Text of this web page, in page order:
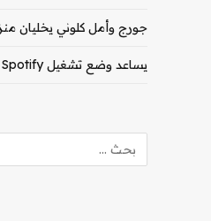
جورج وأمل كلوني يخليان
يساعد وضع تشغيل Spotify على مطابقة الألحان مع الإيقاع